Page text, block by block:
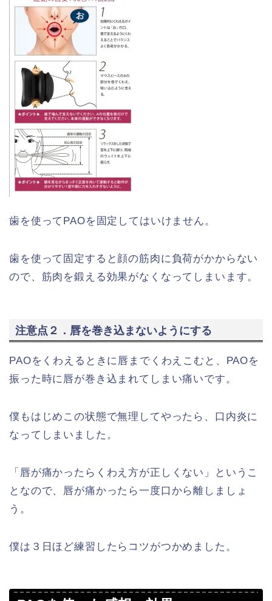
歯を使ってPAOを固定してはいけません。
歯を使って固定すると顔の筋肉に負荷がかからない
ので、筋肉を鍛える効果がなくなってしまいます。
注意点２．唇を巻き込まないようにする
PAOをくわえるときに唇までくわえこむと、PAOを
振った時に唇が巻き込まれてしまい痛いです。
僕もはじめこの状態で無理してやったら、口内炎に
なってしまいました。
「唇が痛かったらくわえ方が正しくない」というこ
となので、唇が痛かったら一度口から離しましょ
う。
僕は３日ほど練習したらコツがつかめました。